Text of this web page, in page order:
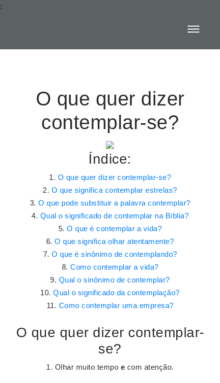
:
O que quer dizer
contemplar-se?
Índice:
O que quer dizer contemplar-se?
O que significa contemplar estrelas?
O que pode substituir a palavra contemplar?
Qual o significado de contemplar na Bíblia?
O que é contemplar a vida?
O que significa olhar atentamente?
O que é sinônimo de contemplando?
Como contemplar a vida?
Qual o sinônimo de contemplar?
Qual o significado da contemplação?
Como contemplar uma empresa?
O que quer dizer contemplar-
se?
1. Olhar muito tempo e com atenção.